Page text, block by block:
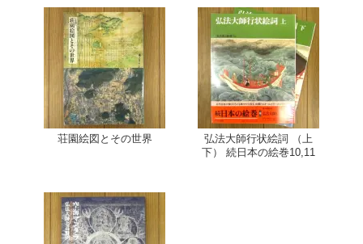
荘園絵図とその世界
弘法大師行状絵詞 （上
下） 続日本の絵巻10,11